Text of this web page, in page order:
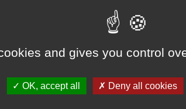
and gives you control
OK, accept all Deny all cookies
proposée par l'Etat pour sécuriser et
Qu'est-ce que FranceConnect ?